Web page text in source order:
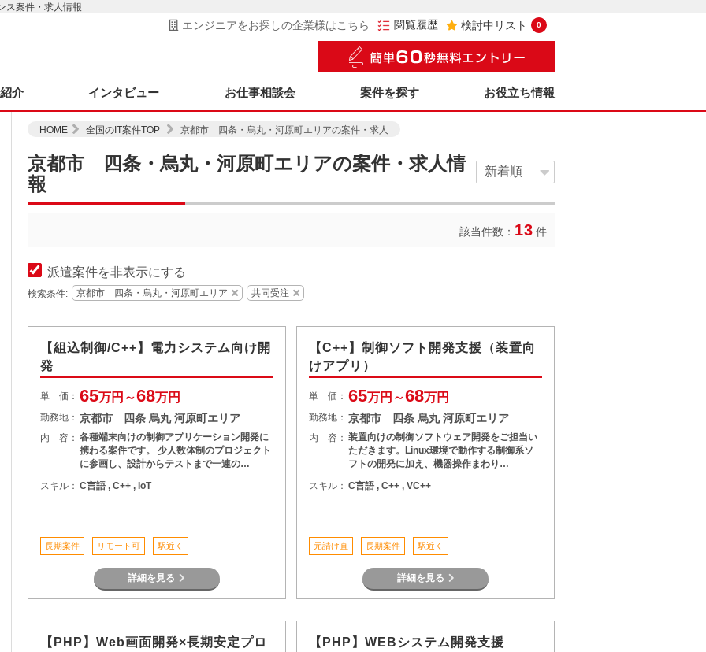
ス案件・求人情報
エンジニアをお探しの企業様はこちら 閲覧履歴 検討中リスト 0
介 インタビュー お仕事相談会 案件を探す お役立ち情報
HOME 全国のIT案件TOP 京都市 四条・烏丸・河原町エリアの案件・求人
京都市 四条・烏丸・河原町エリアの案件・求人情
報
該当件数： 13件
派遣案件を非表示にする
検索条件: 京都市 四条・烏丸・河原町エリア 共同受注
【組込制御/C++】電力システム向け開
発
単 価： 65万円～68万円
勤務地： 京都市 四条 烏丸 河原町エリア
内 容： 各種端末向けの制御アプリケーション開発に
携わる案件です。 少人数体制のプロジェクト
に参画し、設計からテストまで一連の…
スキル： C言語 , C++ , IoT
長期案件 リモート可 駅近く
詳細を見る
【C++】制御ソフト開発支援（装置向
けアプリ）
単 価： 65万円～68万円
勤務地： 京都市 四条 烏丸 河原町エリア
内 容： 装置向けの制御ソフトウェア開発をご担当い
ただきます。Linux環境で動作する制御系ソ
フトの開発に加え、機器操作まわり…
スキル： C言語 , C++ , VC++
元請け直 長期案件 駅近く
詳細を見る
【PHP】Web画面開発×長期安定プロ
【PHP】WEBシステム開発支援